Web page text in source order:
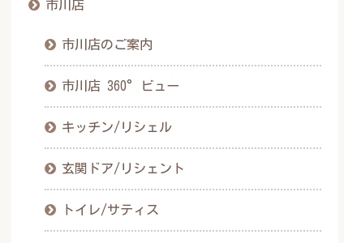
市川店
市川店のご案内
市川店 360°ビュー
キッチン/リシェル
玄関ドア/リシェント
トイレ/サティス